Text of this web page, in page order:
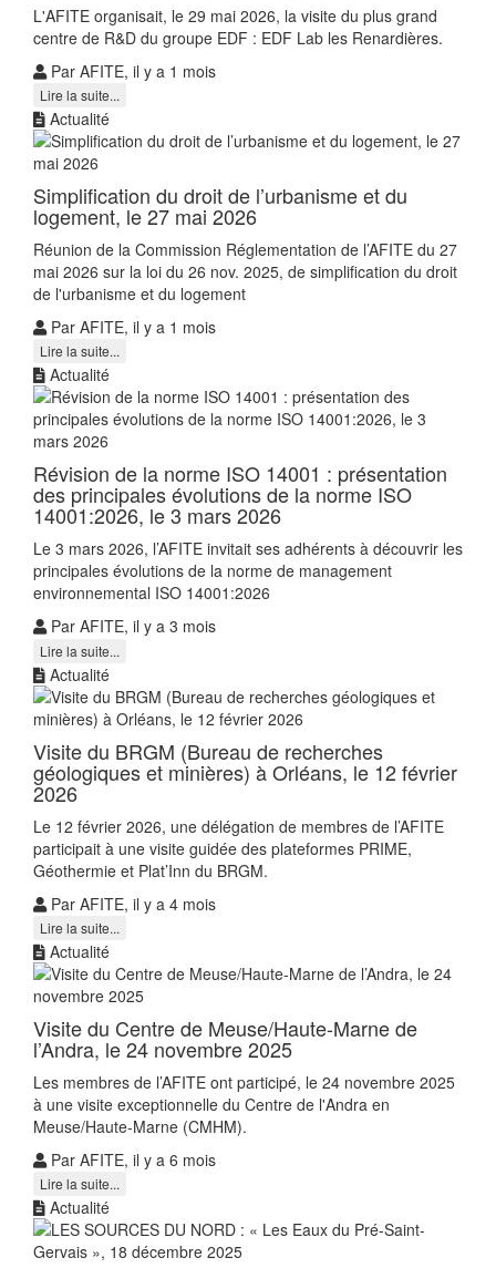
L'AFITE organisait, le 29 mai 2026, la visite du plus grand
centre de R&D du groupe EDF : EDF Lab les Renardières.
Par AFITE, il y a 1 mois
Lire la suite...
Actualité
Simplification du droit de l’urbanisme et du
logement, le 27 mai 2026
Réunion de la Commission Réglementation de l’AFITE du 27
mai 2026 sur la loi du 26 nov. 2025, de simplification du droit
de l'urbanisme et du logement
Par AFITE, il y a 1 mois
Lire la suite...
Actualité
Révision de la norme ISO 14001 : présentation
des principales évolutions de la norme ISO
14001:2026, le 3 mars 2026
Le 3 mars 2026, l’AFITE invitait ses adhérents à découvrir les
principales évolutions de la norme de management
environnemental ISO 14001:2026
Par AFITE, il y a 3 mois
Lire la suite...
Actualité
Visite du BRGM (Bureau de recherches
géologiques et minières) à Orléans, le 12 février
2026
Le 12 février 2026, une délégation de membres de l’AFITE
participait à une visite guidée des plateformes PRIME,
Géothermie et Plat’Inn du BRGM.
Par AFITE, il y a 4 mois
Lire la suite...
Actualité
Visite du Centre de Meuse/Haute-Marne de
l’Andra, le 24 novembre 2025
Les membres de l’AFITE ont participé, le 24 novembre 2025
à une visite exceptionnelle du Centre de l'Andra en
Meuse/Haute-Marne (CMHM).
Par AFITE, il y a 6 mois
Lire la suite...
Actualité